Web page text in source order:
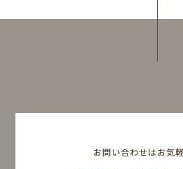
お問い合わせはお気